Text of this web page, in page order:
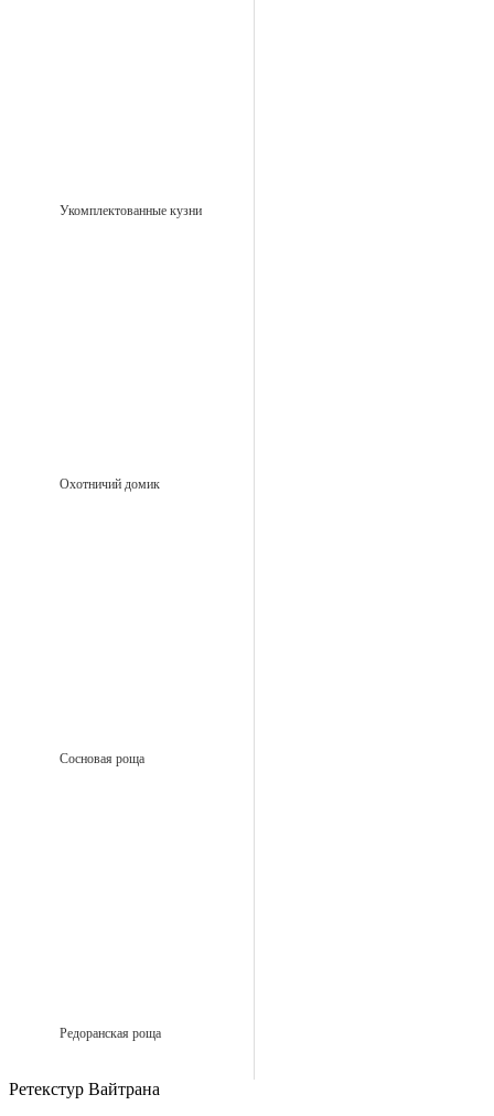
Укомплектованные кузни
Охотничий домик
Сосновая роща
Редоранская роща
Ретекстур Вайтрана